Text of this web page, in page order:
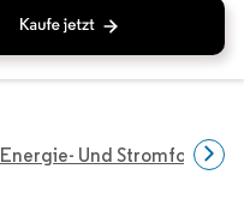
Energie- Und